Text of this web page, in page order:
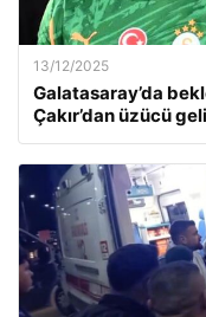
13/12/2025
Galatasaray’da
Çakır’dan üzücü